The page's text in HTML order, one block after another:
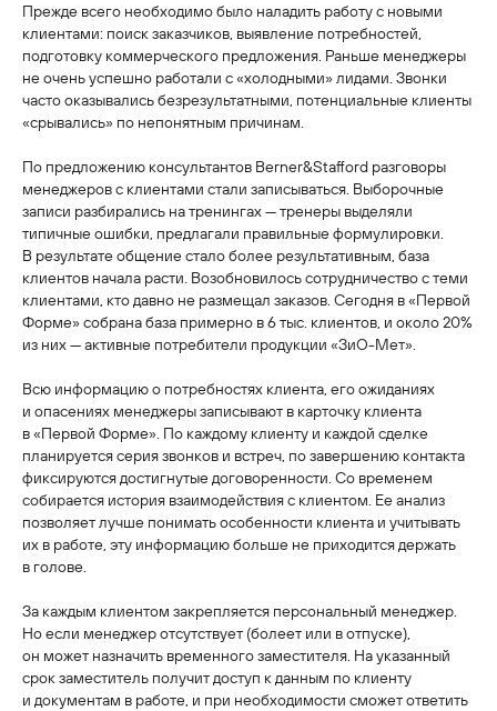
Прежде всего необходимо было наладить работу с новыми
клиентами: поиск заказчиков, выявление потребностей,
подготовку коммерческого предложения. Раньше менеджеры
не очень успешно работали с «холодными» лидами. Звонки
часто оказывались безрезультатными, потенциальные клиенты
«срывались» по непонятным причинам.
По предложению консультантов Berner&Stafford разговоры
менеджеров с клиентами стали записываться. Выборочные
записи разбирались на тренингах — тренеры выделяли
типичные ошибки, предлагали правильные формулировки.
В результате общение стало более результативным, база
клиентов начала расти. Возобновилось сотрудничество с теми
клиентами, кто давно не размещал заказов. Сегодня в «Первой
Форме» собрана база примерно в 6 тыс. клиентов, и около 20%
из них — активные потребители продукции «ЗиО-Мет».
Всю информацию о потребностях клиента, его ожиданиях
и опасениях менеджеры записывают в карточку клиента
в «Первой Форме». По каждому клиенту и каждой сделке
планируется серия звонков и встреч, по завершению контакта
фиксируются достигнутые договоренности. Со временем
собирается история взаимодействия с клиентом. Ее анализ
позволяет лучше понимать особенности клиента и учитывать
их в работе, эту информацию больше не приходится держать
в голове.
За каждым клиентом закрепляется персональный менеджер.
Но если менеджер отсутствует (болеет или в отпуске),
он может назначить временного заместителя. На указанный
срок заместитель получит доступ к данным по клиенту
и документам в работе, и при необходимости сможет ответить